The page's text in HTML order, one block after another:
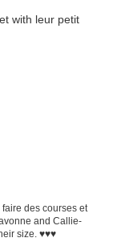
des courses et
and Callie-
size. ♥♥♥